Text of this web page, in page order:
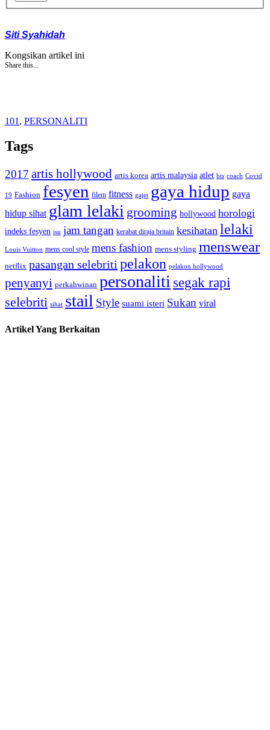
Siti Syahidah
Kongsikan artikel ini
Share this...
101 , PERSONALITI
Tags
2017 artis hollywood artis korea artis malaysia atlet bts coach Covid
19 Fashion fesyen filem fitness gajet gaya hidup gaya
hidup sihat glam lelaki grooming hollywood horologi
indeks fesyen isu jam tangan kerabat diraja britain kesihatan lelaki
Louis Vuitton mens cool style mens fashion mens styling menswear
netflix pasangan selebriti pelakon pelakon hollywood
penyanyi perkahwinan personalitisegak rapi
selebriti sihat stail Style suami isteri Sukan viral
Artikel Yang Berkaitan